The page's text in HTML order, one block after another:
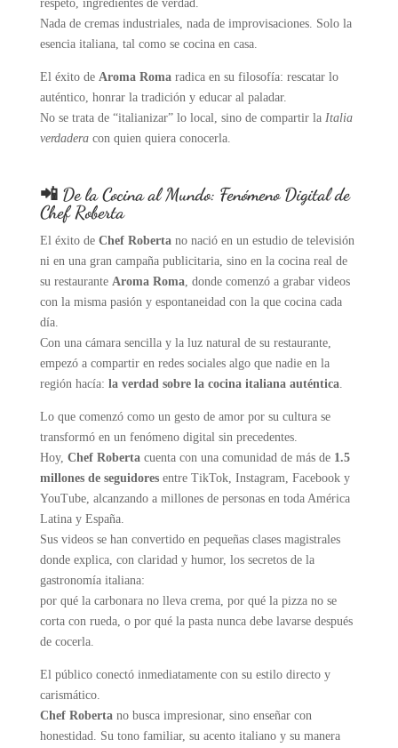
respeto, ingredientes de verdad.
Nada de cremas industriales, nada de improvisaciones. Solo la
esencia italiana, tal como se cocina en casa.
El éxito de Aroma Roma radica en su filosofía: rescatar lo
auténtico, honrar la tradición y educar al paladar.
No se trata de “italianizar” lo local, sino de compartir la Italia
verdaderacon quien quiera conocerla.
📲 De la Cocina al Mundo: Fenómeno Digital de
Chef Roberta
El éxito de Chef Roberta no nació en un estudio de televisión
ni en una gran campaña publicitaria, sino en la cocina real de
su restaurante Aroma Roma , donde comenzó a grabar videos
con la misma pasión y espontaneidad con la que cocina cada
día.
Con una cámara sencilla y la luz natural de su restaurante,
empezó a compartir en redes sociales algo que nadie en la
región hacía: la verdad sobre la cocina italiana auténtica
Lo que comenzó como un gesto de amor por su cultura se
transformó en un fenómeno digital sin precedentes.
Hoy, Chef Roberta cuenta con una comunidad de más de 1.5
millones de seguidoresentre TikTok, Instagram, Facebook y
YouTube, alcanzando a millones de personas en toda América
Latina y España.
Sus videos se han convertido en pequeñas clases magistrales
donde explica, con claridad y humor, los secretos de la
gastronomía italiana:
por qué la carbonara no lleva crema, por qué la pizza no se
corta con rueda, o por qué la pasta nunca debe lavarse después
de cocerla.
El público conectó inmediatamente con su estilo directo y
carismático.
Chef Roberta no busca impresionar, sino enseñar con
honestidad. Su tono familiar, su acento italiano y su manera